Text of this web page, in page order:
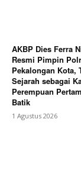
AKBP Dies Ferra
Resmi Pimpin
Pekalongan Kota,
Sejarah sebagai
Perempuan
Batik
1 Agustus 2026